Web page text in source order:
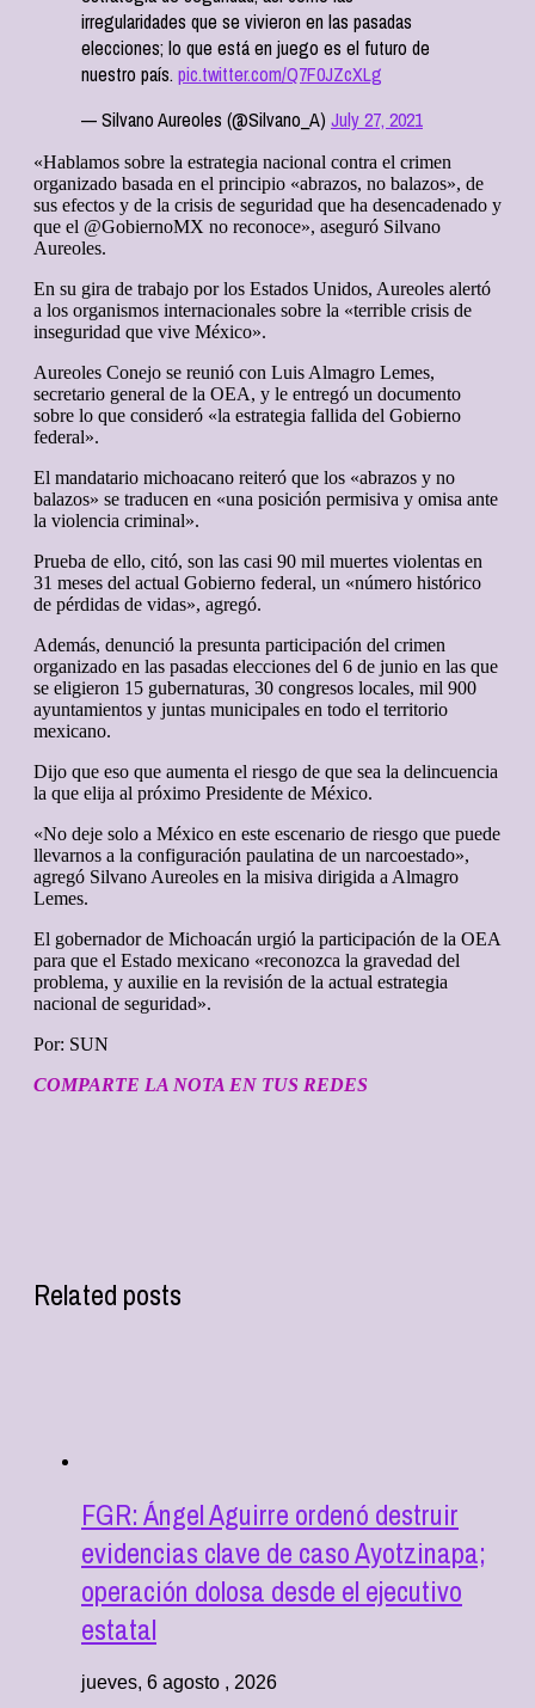
irregularidades que se vivieron en las pasadas
elecciones; lo que está en juego es el futuro de
nuestro país. pic.twitter.com/Q7F0JZcXLg
— Silvano Aureoles (@Silvano_A) July 27, 2021
«Hablamos sobre la estrategia nacional contra el crimen
organizado basada en el principio «abrazos, no balazos», de
sus efectos y de la crisis de seguridad que ha desencadenado y
que el @GobiernoMX no reconoce», aseguró Silvano
Aureoles.
En su gira de trabajo por los Estados Unidos, Aureoles alertó
a los organismos internacionales sobre la «terrible crisis de
inseguridad que vive México».
Aureoles Conejo se reunió con Luis Almagro Lemes,
secretario general de la OEA, y le entregó un documento
sobre lo que consideró «la estrategia fallida del Gobierno
federal».
El mandatario michoacano reiteró que los «abrazos y no
balazos» se traducen en «una posición permisiva y omisa ante
la violencia criminal».
Prueba de ello, citó, son las casi 90 mil muertes violentas en
31 meses del actual Gobierno federal, un «número histórico
de pérdidas de vidas», agregó.
Además, denunció la presunta participación del crimen
organizado en las pasadas elecciones del 6 de junio en las que
se eligieron 15 gubernaturas, 30 congresos locales, mil 900
ayuntamientos y juntas municipales en todo el territorio
mexicano.
Dijo que eso que aumenta el riesgo de que sea la delincuencia
la que elija al próximo Presidente de México.
«No deje solo a México en este escenario de riesgo que puede
llevarnos a la configuración paulatina de un narcoestado»,
agregó Silvano Aureoles en la misiva dirigida a Almagro
Lemes.
El gobernador de Michoacán urgió la participación de la OEA
para que el Estado mexicano «reconozca la gravedad del
problema, y auxilie en la revisión de la actual estrategia
nacional de seguridad».
Por: SUN
COMPARTE LA NOTA EN TUS REDES
Related posts
FGR: Ángel Aguirre ordenó destruir
evidencias clave de caso Ayotzinapa;
operación dolosa desde el ejecutivo
estatal
jueves, 6 agosto , 2026